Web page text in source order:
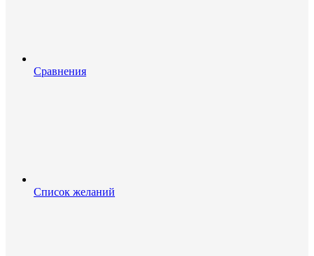
Сравнения
Список желаний